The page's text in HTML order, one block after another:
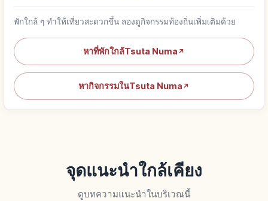
พักใกล้ ๆ ทำให้เที่ยวสะดวกขึ้น ลองดูกิจกรรมท้องถิ่นเพิ่มเติมด้วย
หาที่พักใกล้Tsuta Numa ↗
หากิจกรรมในTsuta Numa ↗
จุดแนะนำใกล้เคียง
ดูบทความแนะนำในบริเวณนี้